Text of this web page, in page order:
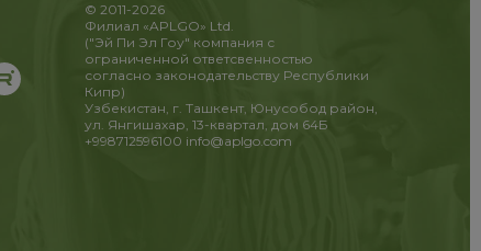
© 2011-2026
Филиал «APLGO» Ltd.
("Эй Пи Эл Гоу" компания с
ограниченной ответсвенностью
согласно законодательству Республики
Кипр)
Узбекистан, г. Ташкент, Юнусобод район,
ул. Янгишахар, 13-квартал, дом 64Б
+998712596100 info@aplgo.com